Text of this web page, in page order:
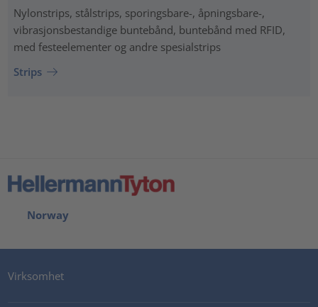
Nylonstrips, stålstrips, sporingsbare-, åpningsbare-,
vibrasjonsbestandige buntebånd, buntebånd med RFID,
med festeelementer og andre spesialstrips
Strips
Norway
Virksomhet